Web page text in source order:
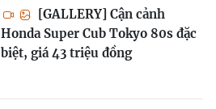
[GALLERY] Cận cảnh
Honda Super Cub Tokyo 80s đặc
biệt, giá 43 triệu đồng